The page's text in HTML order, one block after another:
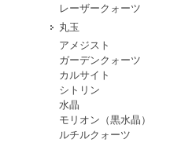
レーザークォーツ
丸玉
アメジスト
ガーデンクォーツ
カルサイト
シトリン
水晶
モリオン（黒水晶）
ルチルクォーツ